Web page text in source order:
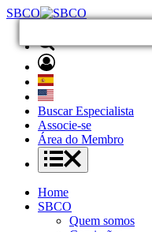
SBCO
Buscar Especialista
Associe-se
Área do Membro
Home
SBCO
Quem somos